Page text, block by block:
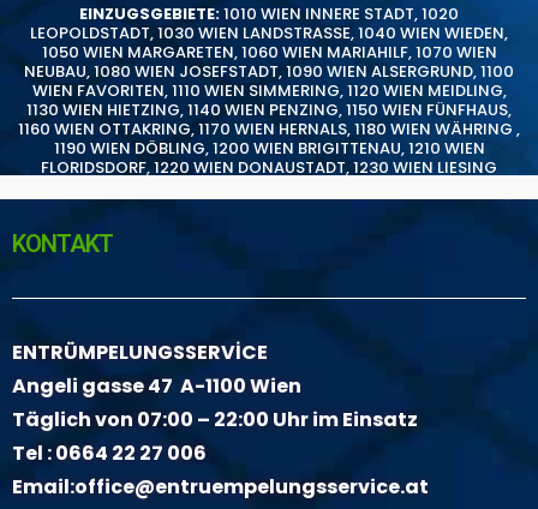
EINZUGSGEBIETE:1010 WIEN INNERE STADT,1020
LEOPOLDSTADT,1030 WIEN LANDSTRASSE,1040 WIEN WIEDEN,
1050 WIEN MARGARETEN,1060 WIEN MARIAHILF,1070 WIEN
NEUBAU,1080 WIEN JOSEFSTADT,1090 WIEN ALSERGRUND,1100
WIEN FAVORITEN,1110 WIEN SIMMERING,1120 WIEN MEIDLING,
1130 WIEN HIETZING,1140 WIEN PENZING,1150 WIEN FÜNFHAUS,
1160 WIEN OTTAKRING,1170 WIEN HERNALS,1180 WIEN WÄHRING ,
1190 WIEN DÖBLING,1200 WIEN BRIGITTENAU,1210 WIEN
FLORIDSDORF,1220 WIEN DONAUSTADT,1230 WIEN LIESING
KONTAKT
ENTRÜMPELUNGSSERVİCE
Angeli gasse 47 A-1100 Wien
Täglich von 07:00 – 22:00 Uhr im Einsatz
Tel :0664 22 27 006
Email:office@entruempelungsservice.at